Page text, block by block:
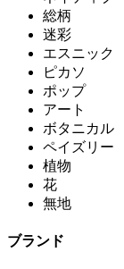
総柄
迷彩
エスニック
ピカソ
ポップ
アート
ボタニカル
ペイズリー
植物
花
無地
ブランド